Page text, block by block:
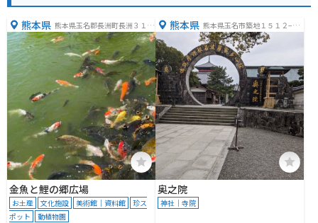
熊本県 熊本県玉名郡長洲町長洲３１５
０
金魚と鯉の郷広場
お土産 文化施設 美術館｜資料館
珍ス
ポット
動植物園
熊本県 熊本県玉名市築地１５１２−７
７
奥之院
神社｜寺院